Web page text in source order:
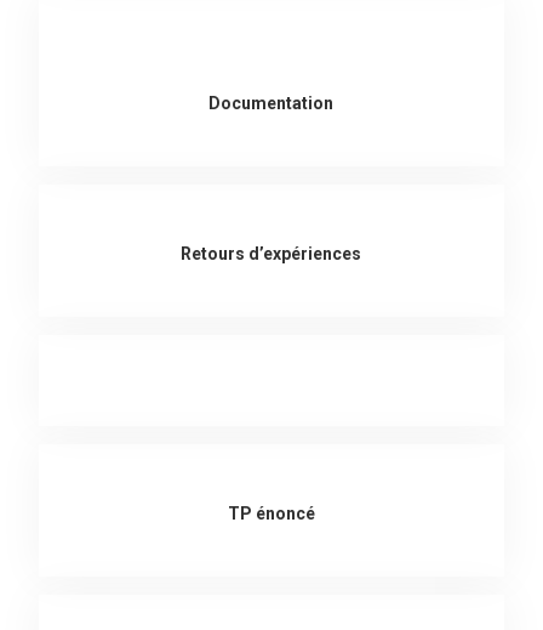
Documentation
Retours d’expériences
TP énoncé